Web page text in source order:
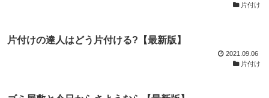
片付け
片付けの達人はどう片付ける?【最新版】
2021.09.06
片付け